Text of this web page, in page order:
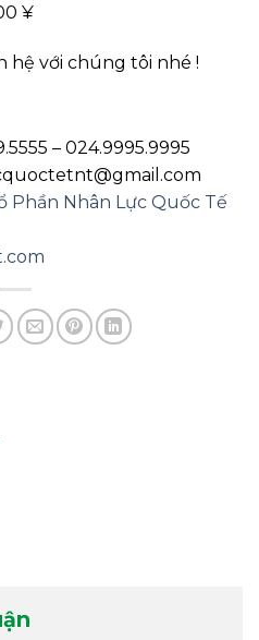
¥
hệ với chúng tôi nhé !
– 024.9995.9995
Phần Nhân Lực Quốc Tế